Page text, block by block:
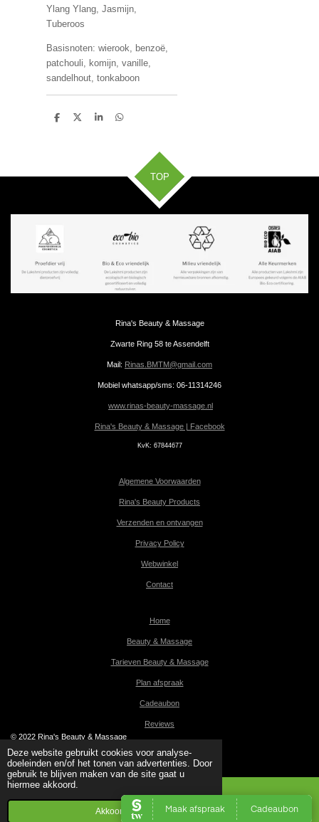
Deze website gebruikt cookies voor analyse-
doeleinden en/of het tonen van advertenties. Door
gebruik te blijven maken van de site gaat u
hiermee akkoord.
Akkoord
Ylang Ylang, Jasmijn,
Tuberoos
Basisnoten: wierook, benzoë,
patchouli, komijn, vanille,
sandelhout, tonkaboon
D
D
S
D
TOP
Rina's Beauty & Massage
Zwarte Ring 58 te Assendelft
Mail: Rinas.BMTM@gmail.com
Mobiel whatsapp/sms: 06-11314246
www.rinas-beauty-massage.nl
Rina's Beauty & Massage | Facebook
KvK: 67844677
Algemene Voorwaarden
Rina's Beauty Products
Verzenden en ontvangen
Privacy Policy
Webwinkel
Contact
Home
Beauty & Massage
Tarieven Beauty & Massage
Plan afspraak
Cadeaubon
Reviews
© 2022 Rina's Beauty & Massage
Powered byJouwWeb
Kaart